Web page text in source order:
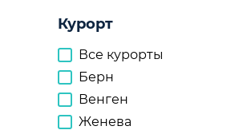
Курорт
Все курорты
Берн
Венген
Женева